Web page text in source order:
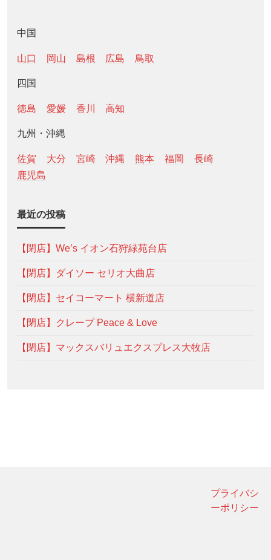
中国
山口 岡山 島根 広島 鳥取
四国
徳島 愛媛 香川 高知
九州・沖縄
佐賀 大分 宮崎 沖縄 熊本 福岡
長崎
鹿児島
最近の投稿
【閉店】We’s イオン石狩緑苑台店
【閉店】ダイソー セリオ大曲店
【閉店】セイコーマート 横新道店
【閉店】クレープ Peace & Love
【閉店】マックスバリュエクスプレス大牧店
プライバシ
ーポリシー